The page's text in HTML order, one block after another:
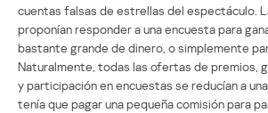
cuentas falsas de estrellas del espectáculo.
proponían responder a una encuesta para
bastante grande de dinero, o simplemente
Naturalmente, todas las ofertas de premios,
y participación en encuestas se reducían a
tenía que pagar una pequeña comisión para